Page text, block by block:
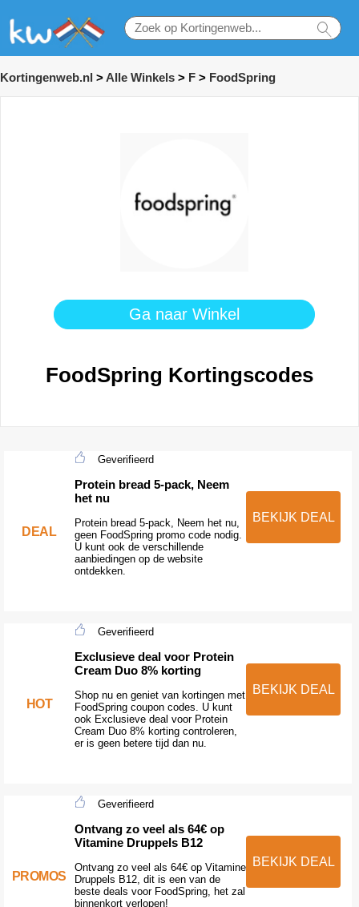
Kortingenweb.nl > Alle Winkels > F > FoodSpring
Ga naar Winkel
FoodSpring Kortingscodes
DEAL
Geverifieerd
Protein bread 5-pack, Neem
het nu
Protein bread 5-pack, Neem het nu,
geen FoodSpring promo code nodig.
U kunt ook de verschillende
aanbiedingen op de website
ontdekken.
BEKIJK DEAL
HOT
Geverifieerd
Exclusieve deal voor Protein
Cream Duo 8% korting
Shop nu en geniet van kortingen met
FoodSpring coupon codes. U kunt
ook Exclusieve deal voor Protein
Cream Duo 8% korting controleren,
er is geen betere tijd dan nu.
BEKIJK DEAL
PROMOS
Geverifieerd
Ontvang zo veel als 64€ op
Vitamine Druppels B12
Ontvang zo veel als 64€ op Vitamine
Druppels B12, dit is een van de
beste deals voor FoodSpring, het zal
binnenkort verlopen!
BEKIJK DEAL